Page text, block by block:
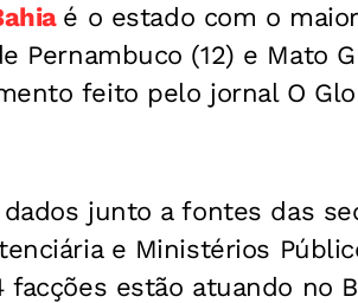
é o estado com o
Pernambuco (12) e Mato
feito pelo jornal O
junto a fontes das
e Ministérios
estão atuando no